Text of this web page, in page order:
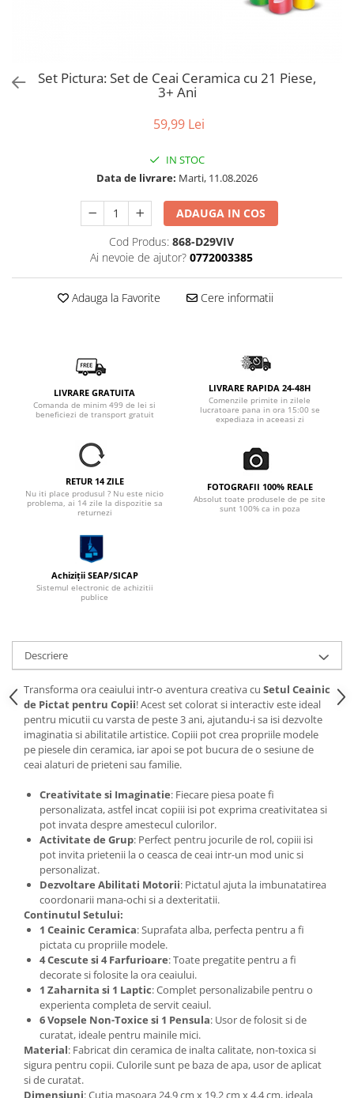
Set Pictura: Set de Ceai Ceramica cu 21 Piese,
3+ Ani
59,99 Lei
IN STOC
Data de livrare: Marti, 11.08.2026
ADAUGA IN COS
Cod Produs: 868-D29VIV
Ai nevoie de ajutor? 0772003385
Adauga la Favorite Cere informatii
LIVRARE GRATUITA
Comanda de minim 499 de lei si
beneficiezi de transport gratuit
LIVRARE RAPIDA 24-48H
Comenzile primite in zilele
lucratoare pana in ora 15:00 se
expediaza in aceeasi zi
RETUR 14 ZILE
Nu iti place produsul ? Nu este nicio
problema, ai 14 zile la dispozitie sa
returnezi
FOTOGRAFII 100% REALE
Absolut toate produsele de pe site
sunt 100% ca in poza
Achiziții SEAP/SICAP
Sistemul electronic de achizitii
publice
Descriere
Transforma ora ceaiului intr-o aventura creativa cu Setul Ceainic
de Pictat pentru Copii! Acest set colorat si interactiv este ideal
pentru micutii cu varsta de peste 3 ani, ajutandu-i sa isi dezvolte
imaginatia si abilitatile artistice. Copiii pot crea propriile modele
pe piesele din ceramica, iar apoi se pot bucura de o sesiune de
ceai alaturi de prieteni sau familie.
Creativitate si Imaginatie: Fiecare piesa poate fi
personalizata, astfel incat copiii isi pot exprima creativitatea si
pot invata despre amestecul culorilor.
Activitate de Grup: Perfect pentru jocurile de rol, copiii isi
pot invita prietenii la o ceasca de ceai intr-un mod unic si
personalizat.
Dezvoltare Abilitati Motorii: Pictatul ajuta la imbunatatirea
coordonarii mana-ochi si a dexteritatii.
Continutul Setului:
1 Ceainic Ceramica: Suprafata alba, perfecta pentru a fi
pictata cu propriile modele.
4 Cescute si 4 Farfurioare: Toate pregatite pentru a fi
decorate si folosite la ora ceaiului.
1 Zaharnita si 1 Laptic: Complet personalizabile pentru o
experienta completa de servit ceaiul.
6 Vopsele Non-Toxice si 1 Pensula: Usor de folosit si de
curatat, ideale pentru mainile mici.
Material: Fabricat din ceramica de inalta calitate, non-toxica si
sigura pentru copii. Culorile sunt pe baza de apa, usor de aplicat
si de curatat.
Dimensiuni: Cutia masoara 24.9 cm x 19.2 cm x 4.4 cm, ideala